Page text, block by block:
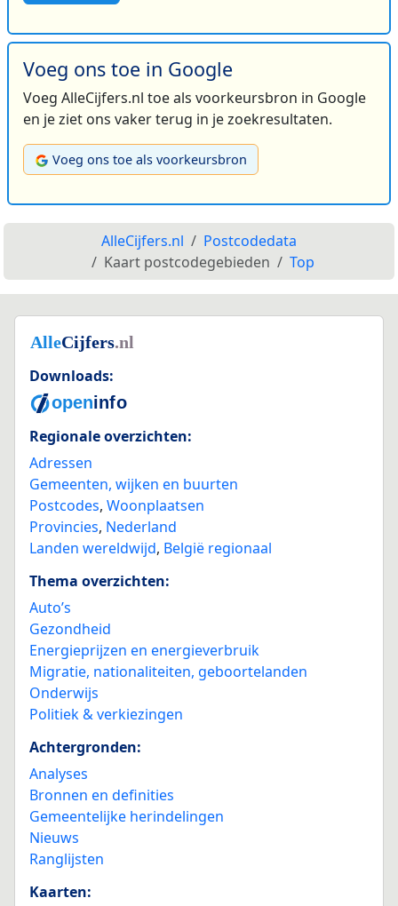
Voeg ons toe in Google
Voeg AlleCijfers.nl toe als voorkeursbron in Google
en je ziet ons vaker terug in je zoekresultaten.
Voeg ons toe als voorkeursbron
AlleCijfers.nl
Postcodedata
Kaart postcodegebieden
Top
Downloads:
Regionale overzichten:
Adressen
Gemeenten, wijken en buurten
Postcodes, Woonplaatsen
Provincies, Nederland
Landen wereldwijd, België regionaal
Thema overzichten:
Auto’s
Gezondheid
Energieprijzen en energieverbruik
Migratie, nationaliteiten, geboortelanden
Onderwijs
Politiek & verkiezingen
Achtergronden:
Analyses
Bronnen en definities
Gemeentelijke herindelingen
Nieuws
Ranglijsten
Kaarten: